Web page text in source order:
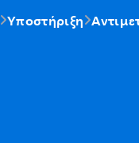
Υποστήριξη